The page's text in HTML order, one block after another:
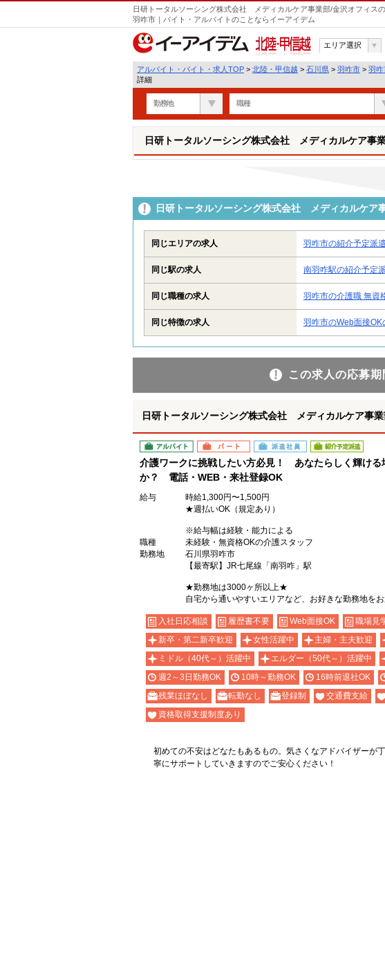
日研トータルソーシング株式会社 メディカルケア事業部/金沢オフィス
羽咋市｜バイト・アルバイトのことならイーアイデム
北陸・甲信越
エリア選択
アルバイト・バイト・求人TOP > 北陸・甲信越 > 石川県 > 羽咋市 > 羽咋
詳細
勤務地 職種
日研トータルソーシング株式会社 メディカルケア事
日研トータルソーシング株式会社 メディカルケア
同じエリアの求人 羽咋市の紹介予定派遣
同じ駅の求人 南羽咋駅の紹介予定
同じ職種の求人 羽咋市の介護職 無資
同じ特徴の求人 羽咋市のWeb面接OK
この求人の応募期
日研トータルソーシング株式会社 メディカルケア事
アルバイト パート 派遣社員 紹介予定派遣
介護ワークに挑戦したい方必見！ あなたらしく輝ける
か？ 電話・WEB・来社登録OK
給与
時給1,300円〜1,500円
★週払いOK（規定あり）
※給与幅は経験・能力による
職種
未経験・無資格OKの介護スタッフ
勤務地
石川県羽咋市
【最寄駅】JR七尾線「南羽咋」駅
★勤務地は3000ヶ所以上★
自宅から通いやすいエリアなど、お好きな勤務地をお
入社日応相談 履歴書不要 Web面接OK 職場見
新卒・第二新卒歓迎
女性活躍中 主婦・主夫歓迎
ミドル（40代～）活躍中
エルダー（50代～）活躍中
週2～3日勤務OK
10時～勤務OK 16時前退社OK
残業ほぼなし
転勤なし 登録制 交通費支給
資格取得支援制度あり
初めての不安はどなたもあるもの。気さくなアドバイザーが丁
寧にサポートしていきますのでご安心ください！